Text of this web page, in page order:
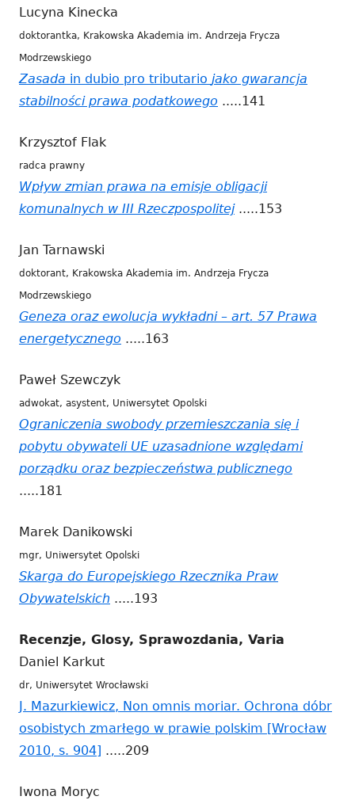
w
oknie
Lucyna Kinecka
doktorantka, Krakowska Akademia im. Andrzeja Frycza
Modrzewskiego
Zasada in dubio pro tributario jako gwarancja
stabilności prawa podatkowego Strona
nowym
oknie
.....141
Krzysztof Flak
radca prawny
Wpływ zmian prawa na emisje obligacji
komunalnych w III RzeczpospolitejStrona
w
oknie
.....153
Jan Tarnawski
doktorant, Krakowska Akademia im. Andrzeja Frycza
Modrzewskiego
Geneza oraz ewolucja wykładni – art. 57 Prawa
energetycznego Strona
w
nowym
oknie
.....163
Paweł Szewczyk
adwokat, asystent, Uniwersytet Opolski
Ograniczenia swobody przemieszczania się i
pobytu obywateli UE uzasadnione względami
porządku oraz bezpieczeństwa publicznego
.....181
Marek Danikowski
mgr, Uniwersytet Opolski
Skarga do Europejskiego Rzecznika Praw
Obywatelskich Strona
się
nowym
oknie
.....193
Recenzje, Glosy, Sprawozdania, Varia
Daniel Karkut
dr, Uniwersytet Wrocławski
J. Mazurkiewicz, Non omnis moriar. Ochrona dóbr
osobistych zmarłego w prawie polskim [Wrocław
2010, s. 904] Strona
.....209
Iwona Moryc